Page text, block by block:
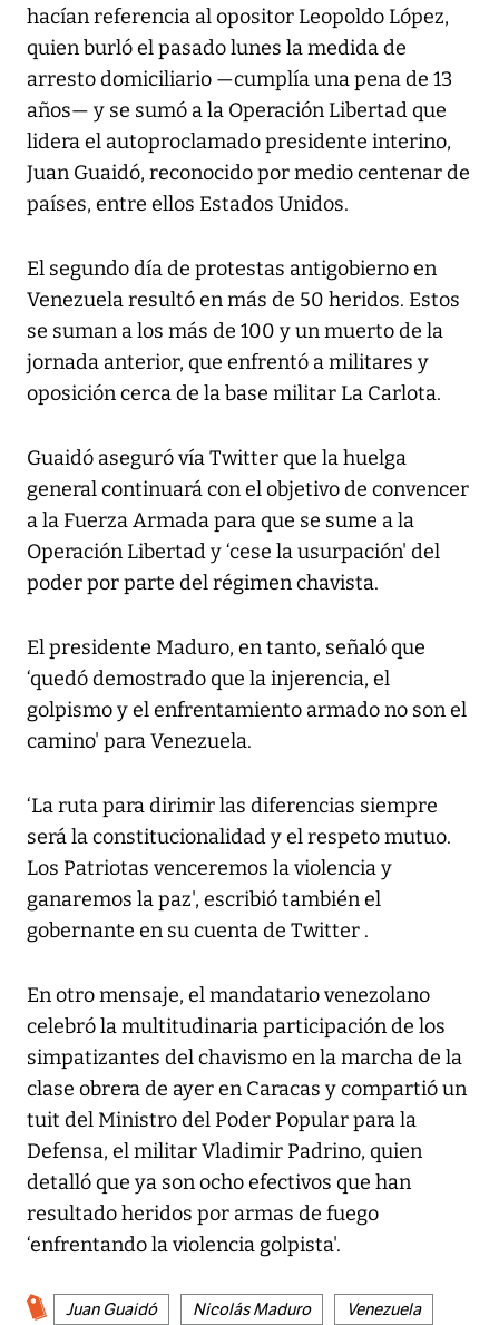
hacían referencia al opositor Leopoldo López,
quien burló el pasado lunes la medida de
arresto domiciliario —cumplía una pena de 13
años— y se sumó a la Operación Libertad que
lidera el autoproclamado presidente interino,
Juan Guaidó, reconocido por medio centenar de
países, entre ellos Estados Unidos.
El segundo día de protestas antigobierno en
Venezuela resultó en más de 50 heridos. Estos
se suman a los más de 100 y un muerto de la
jornada anterior, que enfrentó a militares y
oposición cerca de la base militar La Carlota.
Guaidó aseguró vía Twitter que la huelga
general continuará con el objetivo de convencer
a la Fuerza Armada para que se sume a la
Operación Libertad y ‘cese la usurpación' del
poder por parte del régimen chavista.
El presidente Maduro, en tanto, señaló que
‘quedó demostrado que la injerencia, el
golpismo y el enfrentamiento armado no son el
camino' para Venezuela.
‘La ruta para dirimir las diferencias siempre
será la constitucionalidad y el respeto mutuo.
Los Patriotas venceremos la violencia y
ganaremos la paz', escribió también el
gobernante en su cuenta de Twitter .
En otro mensaje, el mandatario venezolano
celebró la multitudinaria participación de los
simpatizantes del chavismo en la marcha de la
clase obrera de ayer en Caracas y compartió un
tuit del Ministro del Poder Popular para la
Defensa, el militar Vladimir Padrino, quien
detalló que ya son ocho efectivos que han
resultado heridos por armas de fuego
‘enfrentando la violencia golpista'.
Juan Guaidó Nicolás Maduro Venezuela